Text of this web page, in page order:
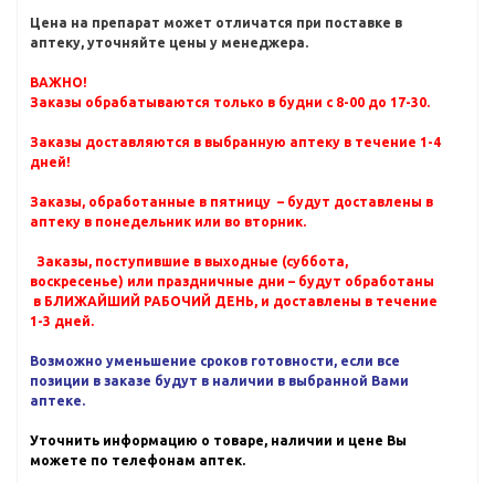
Цена на препарат может отличатся при поставке в
аптеку, уточняйте цены у менеджера.
ВАЖНО!
Заказы обрабатываются только в будни с 8-00 до 17-30.
Заказы доставляются в выбранную аптеку в течение 1-4
дней!
Заказы, обработанные в пятницу – будут доставлены в
аптеку в понедельник или во вторник.
Заказы, поступившие в выходные (суббота,
воскресенье) или праздничные дни – будут обработаны
в БЛИЖАЙШИЙ РАБОЧИЙ ДЕНЬ, и доставлены в течение
1-3 дней.
Возможно уменьшение сроков готовности, если все
позиции в заказе будут в наличии в выбранной Вами
аптеке.
Уточнить информацию о товаре, наличии и цене Вы
можете по телефонам аптек.